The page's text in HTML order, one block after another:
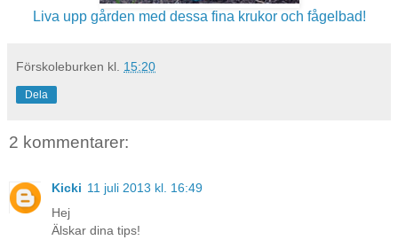
Liva upp gården med dessa fina krukor och fågelbad!
Förskoleburken kl. 15:20
Dela
2 kommentarer:
Kicki 11 juli 2013 kl. 16:49
Hej
Älskar dina tips!